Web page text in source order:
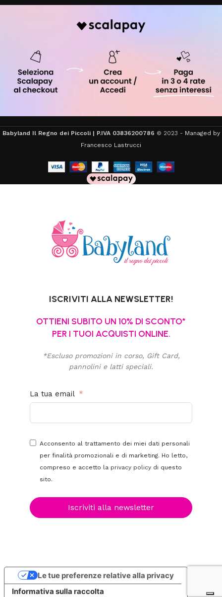
Babyland Il Regno dei Piccoli | P.IVA 03836200786 © 2023 - Managed by
Francesco Lastrucci
ISCRIVITI ALLA NEWSLETTER!
OTTIENI SUBITO UN 10% DI SCONTO*
PER I TUOI ACQUISTI ONLINE.
*Escluso promozioni in corso, Gift Card,
pannolini e latti speciali.
La tua email
Acconsento al trattamento dei miei dati personali
per finalità promozionali e di marketing. Ho letto,
compreso e accetto la privacy policy di questo
sito.
Iscriviti alla newsletter
Informativa sulla raccolta
Le tue preferenze relative alla privacy